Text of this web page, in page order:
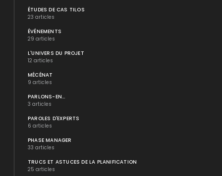
ÉTUDES DE CAS TILOS
23 articles
ÉVÉNEMENTS
29 articles
L'UNIVERS DU PROJET
12 articles
MÉCÉNAT
9 articles
PARLONS-EN...
3 articles
PAROLES D'EXPERTS
6 articles
PHASE MANAGER
33 articles
TRUCS ET ASTUCES DE LA PLANIFICATION
25 articles